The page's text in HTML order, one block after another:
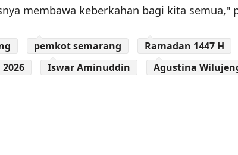
membawa keberkahan bagi kita semua,"
pemkot semarang Ramadan 1447 H
Iswar Aminuddin Agustina